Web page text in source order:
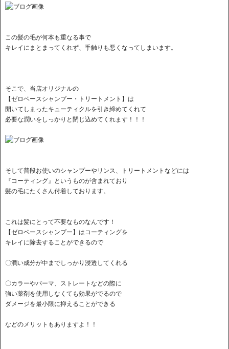
この髪の毛が何本も重なる事で
キレイにまとまってくれず、手触りも悪くなってしまいます。
そこで、当店オリジナルの
【ゼロベースシャンプー・トリートメント】は
開いてしまったキューティクルを引き締めてくれて
必要な潤いをしっかりと閉じ込めてくれます！！！
そして普段お使いのシャンプーやリンス、トリートメントなどには
『コーティング』というものが含まれており
髪の毛にたくさん付着しております。
これは髪にとって不要なものなんです！
【ゼロベースシャンプー】はコーティングを
キレイに除去することができるので
〇潤い成分が中までしっかり浸透してくれる
〇カラーやパーマ、ストレートなどの際に
強い薬剤を使用しなくても効果がでるので
ダメージを最小限に抑えることができる
などのメリットもありますよ！！